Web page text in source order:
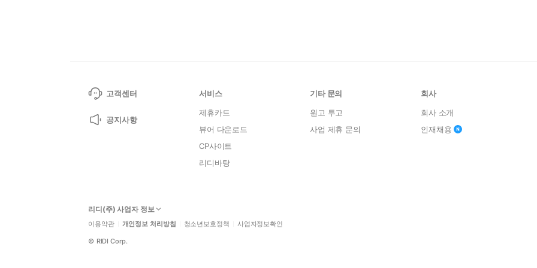
고객센터
공지사항
서비스
제휴카드
뷰어 다운로드
CP사이트
리디바탕
기타 문의
원고 투고
사업 제휴 문의
회사
회사 소개
인재채용
리디(주) 사업자 정보
이용약관 개인정보 처리방침 청소년보호정책 사업자정보확인
© RIDI Corp.